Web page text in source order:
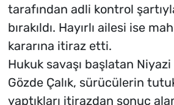
tarafından adli kontrol
bırakıldı. Hayırlı ailesi ise
kararına itiraz etti.
Hukuk savaşı başlatan Niyazi
Gözde Çalık, sürücülerin
yaptıkları itirazdan sonuç